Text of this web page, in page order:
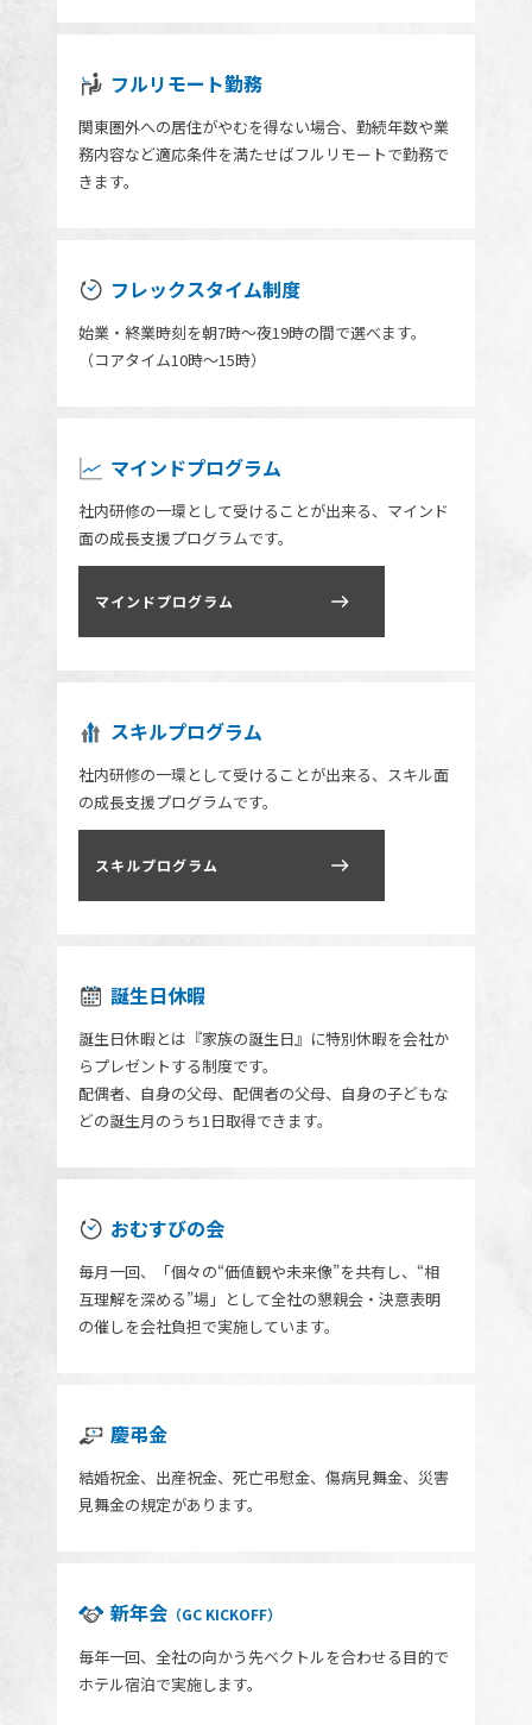
フルリモート勤務
関東圏外への居住がやむを得ない場合、勤続年数や業
務内容など適応条件を満たせばフルリモートで勤務で
きます。
フレックスタイム制度
始業・終業時刻を朝7時～夜19時の間で選べます。
（コアタイム10時～15時）
マインドプログラム
社内研修の一環として受けることが出来る、マインド
面の成長支援プログラムです。
マインドプログラム
スキルプログラム
社内研修の一環として受けることが出来る、スキル面
の成長支援プログラムです。
スキルプログラム
誕生日休暇
誕生日休暇とは『家族の誕生日』に特別休暇を会社か
らプレゼントする制度です。
配偶者、自身の父母、配偶者の父母、自身の子どもな
どの誕生月のうち1日取得できます。
おむすびの会
毎月一回、「個々の“価値観や未来像”を共有し、“相
互理解を深める”場」として全社の懇親会・決意表明
の催しを会社負担で実施しています。
慶弔金
結婚祝金、出産祝金、死亡弔慰金、傷病見舞金、災害
見舞金の規定があります。
新年会（GC KICKOFF）
毎年一回、全社の向かう先ベクトルを合わせる目的で
ホテル宿泊で実施します。